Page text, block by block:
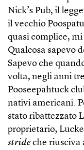
Nick’s Pub, il
il vecchio
quasi complice,
Qualcosa sapevo
Sapevo che
volta, negli anni
Pooseepahtuck
nativi americani.
stato ribattezzato
proprietario,
stride che riusciva